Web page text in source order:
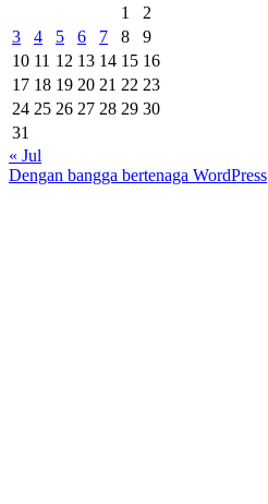
1
2
3
4 5 6 7 8
9
10 11 12 13 14 15 16
17 18 19 20 21 22 23
24 25 26 27 28 29 30
31
« Jul
Dengan bangga bertenaga WordPress